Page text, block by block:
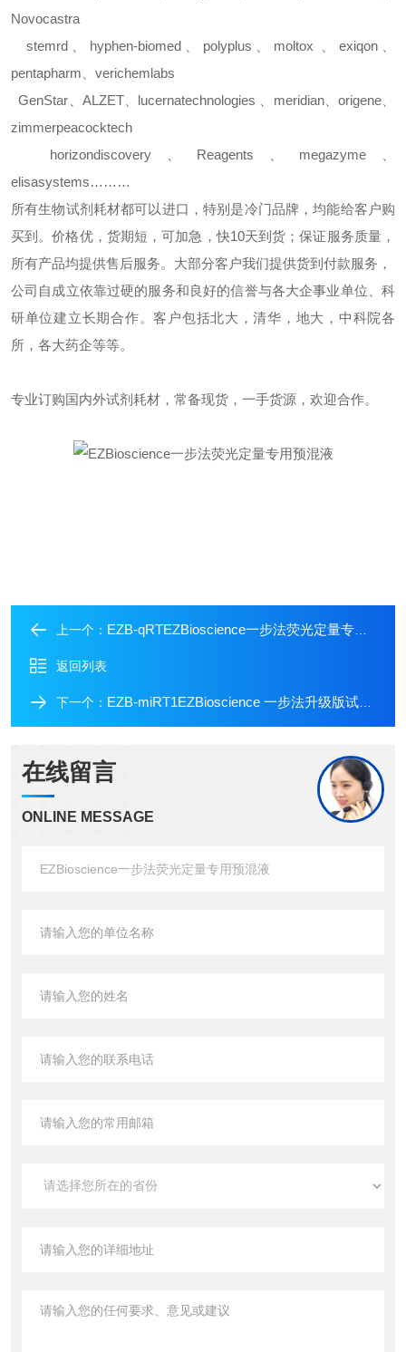
Novocastra
stemrd、 hyphen-biomed、 polyplus moltox exiqon、
pentapharm
verichemlabs
GenStar
ALZET、 lucernatechnologies meridian、 origene、
zimmerpeacocktech
horizondiscovery、 Reagents megazyme、
elisasystems………
所有生物试剂耗材都可以进口，特别是冷门品牌，均能给客户购
买到。价格优，货期短，可加急，快10天到货；保证服务质量，
所有产品均提供售后服务。大部分客户我们提供货到付款服务，
公司自成立依靠过硬的服务和良好的信誉与各大企事业单位、科
研单位建立长期合作。客户包括北大，清华，地大，中科院各
所，各大药企等等。
专业订购国内外试剂耗材，常备现货，一手货源，欢迎合作。
上一个： EZB-qRTEZBioscience一步法荧光定量专用预混液
返回列表
下一个： EZB-miRT1EZBioscience 一步法升级版试剂盒
在线留言
ONLINE MESSAGE